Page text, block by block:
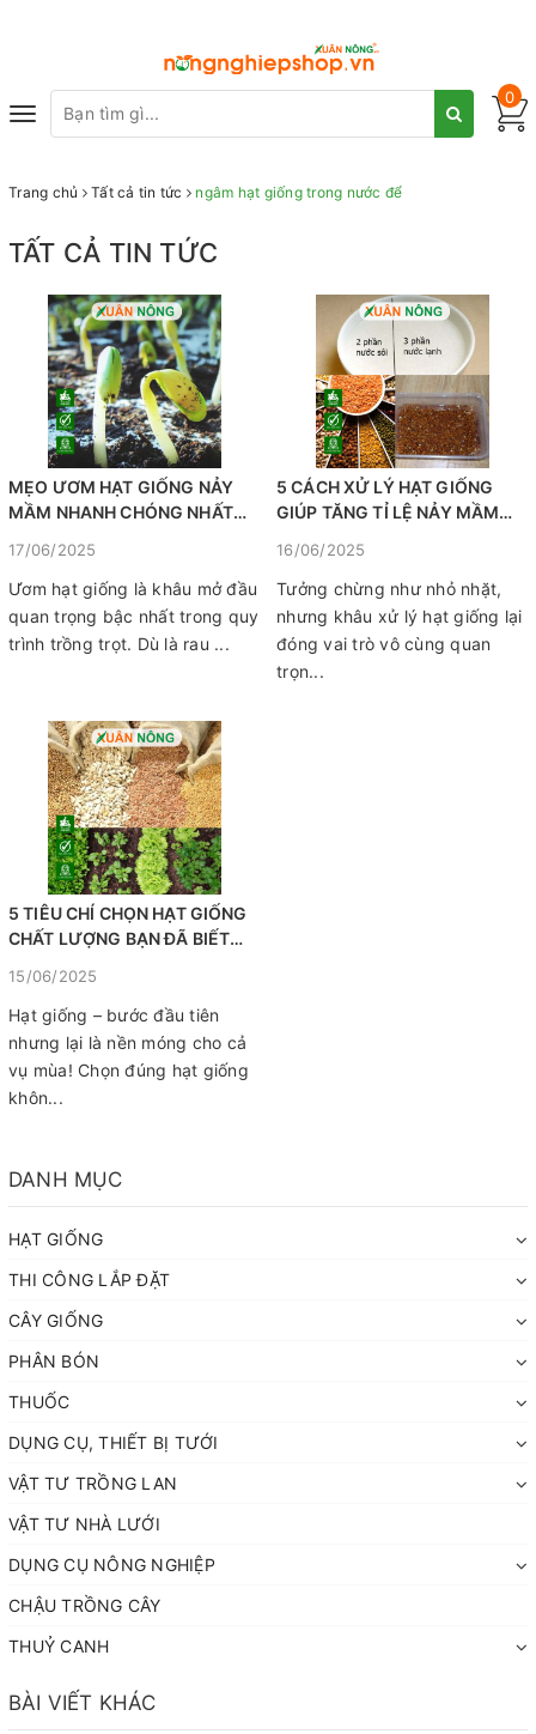
Toggle
0
Trang chủ Tất cả tin tức ngâm hạt giống trong nước để
TẤT CẢ TIN TỨC
MẸO ƯƠM HẠT GIỐNG NẢY
MẦM NHANH CHÓNG NHẤT
17/06/2025
Ươm hạt giống là khâu mở đầu
quan trọng bậc nhất trong quy
trình trồng trọt. Dù là rau ...
5 CÁCH XỬ LÝ HẠT GIỐNG
GIÚP TĂNG TỈ LỆ NẢY MẦM
16/06/2025
Tưởng chừng như nhỏ nhặt,
nhưng khâu xử lý hạt giống lại
đóng vai trò vô cùng quan
trọn...
5 TIÊU CHÍ CHỌN HẠT GIỐNG
CHẤT LƯỢNG BẠN ĐÃ BIẾT
15/06/2025
Hạt giống – bước đầu tiên
nhưng lại là nền móng cho cả
vụ mùa! Chọn đúng hạt giống
khôn...
DANH MỤC
HẠT GIỐNG
THI CÔNG LẮP ĐẶT
CÂY GIỐNG
PHÂN BÓN
THUỐC
DỤNG CỤ, THIẾT BỊ TƯỚI
VẬT TƯ TRỒNG LAN
VẬT TƯ NHÀ LƯỚI
DỤNG CỤ NÔNG NGHIỆP
CHẬU TRỒNG CÂY
THUỶ CANH
BÀI VIẾT KHÁC